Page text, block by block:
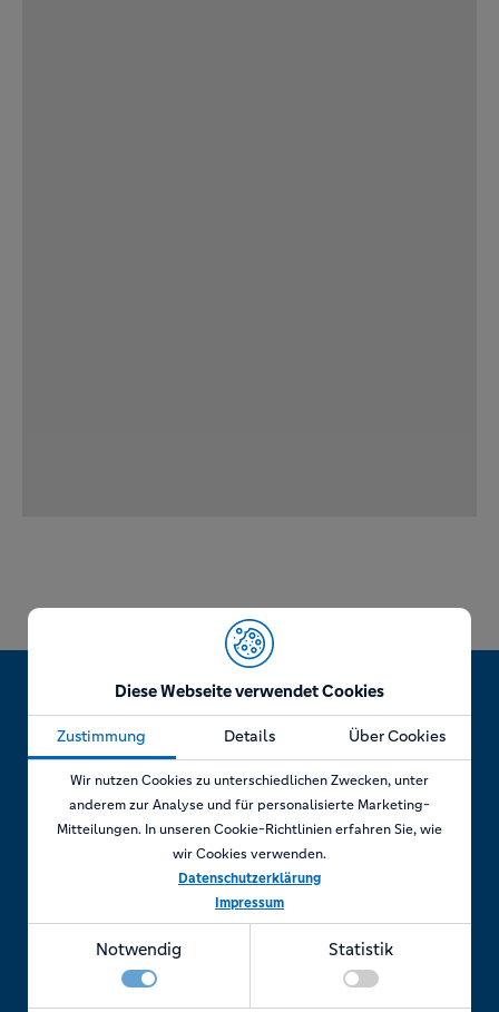
Diese Webseite verwendet Cookies
Zustimmung Details Über Cookies
Wir nutzen Cookies zu unterschiedlichen Zwecken, unter
anderem zur Analyse und für personalisierte Marketing-
Mitteilungen. In unseren Cookie-Richtlinien erfahren Sie, wie
wir Cookies verwenden.
Datenschutzerklärung
Impressum
Notwendig Statistik
Jetzt Termin vereinbaren!
Telefonisch
+49 7841 69 11880